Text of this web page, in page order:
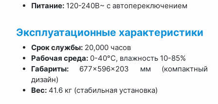
Питание:120-240В~ с автопереключением
Эксплуатационные характеристики
Срок службы:20,000 часов
Рабочая среда:0-40°C, влажность 10-85%
Габариты:677×596×203 мм (компактный
дизайн)
Вес:41.6 кг (стабильная установка)